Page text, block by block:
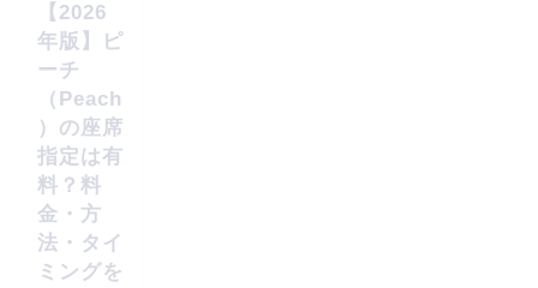
【2026
年版】ピ
ーチ
（Peach
）の座席
指定は有
料？料
金・方
法・タイ
ミングを